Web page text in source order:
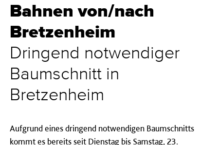
Bahnen von/nach
Bretzenheim
Dringend notwendiger
Baumschnitt in
Bretzenheim
Aufgrund eines dringend notwendigen Baumschnitts
kommt es bereits seit Dienstag bis Samstag, 23.